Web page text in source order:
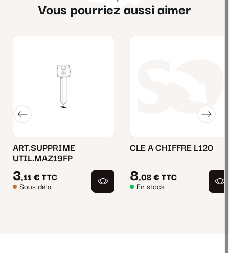
Vous pourriez aussi aimer
ART.SUPPRIME
UTIL.MAZ19FP
3,11 € TTC
Sous délai
CLE A CHIFFRE L120
8,08 € TTC
En stock